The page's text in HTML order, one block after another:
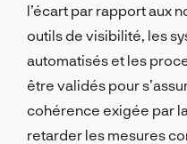
l’écart par rapport aux
outils de visibilité, les
automatisés et les
être validés pour
cohérence exigée par
retarder les mesures